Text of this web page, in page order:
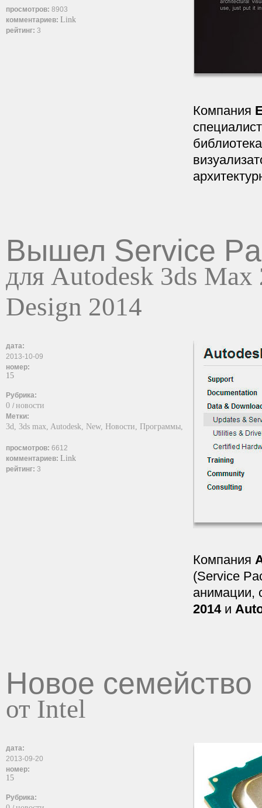
просмотров: 8903
комментариев: Link
рейтинг: 3
Компания
Вышел Service
для Autodesk 3ds
Design 2014
дата:
2013-10-09
номер:
15
Рубрика:
0 / новости
Метки:
3d, 3ds max, Autodesk, New, Новости, Программы,
просмотров: 6612
комментариев: Link
рейтинг: 3
Компания
(Service
анимации,
2014и
Новое
от Intel
дата:
2013-09-20
номер:
15
Рубрика: